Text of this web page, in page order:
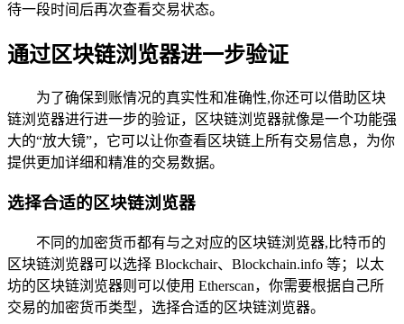
待一段时间后再次查看交易状态。
通过区块链浏览器进一步验证
为了确保到账情况的真实性和准确性,你还可以借助区块
链浏览器进行进一步的验证，区块链浏览器就像是一个功能强
大的“放大镜”，它可以让你查看区块链上所有交易信息，为你
提供更加详细和精准的交易数据。
选择合适的区块链浏览器
不同的加密货币都有与之对应的区块链浏览器,比特币的
区块链浏览器可以选择 Blockchair、Blockchain.info 等；以太
坊的区块链浏览器则可以使用 Etherscan，你需要根据自己所
交易的加密货币类型，选择合适的区块链浏览器。